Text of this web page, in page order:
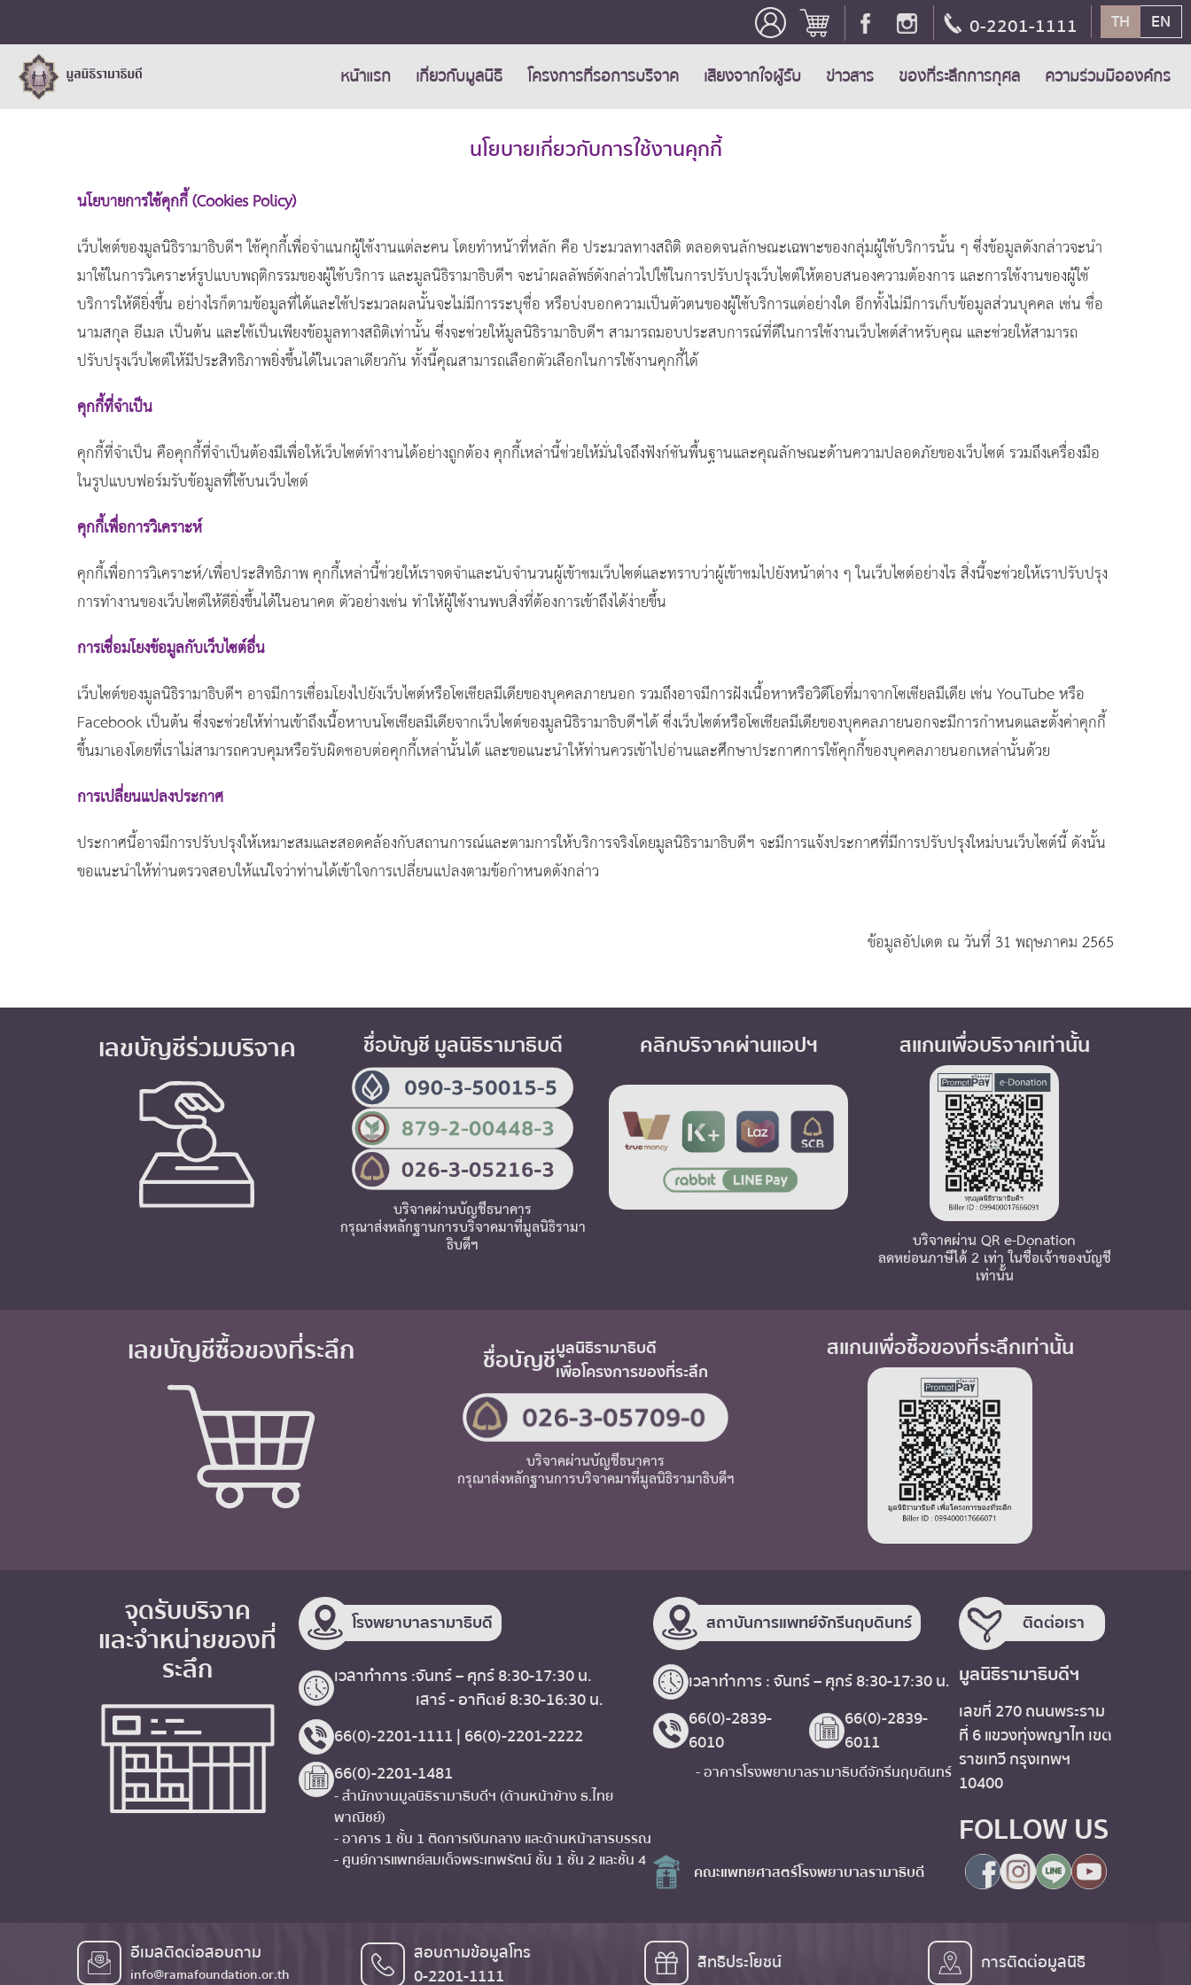
0-2201-1111 TH EN
หน้าแรก เกี่ยวกับมูลนิธิ โครงการที่รอการบริจาค เสียงจากใจผู้รับ ข่าวสาร ของที่ระลึกการกุศล ความร่วมมือองค์กร
นโยบายเกี่ยวกับการใช้งานคุกกี้
นโยบายการใช้คุกกี้ (Cookies Policy)
เว็บไซต์ของมูลนิธิรามาธิบดีฯ ใช้คุกกี้เพื่อจำแนกผู้ใช้งานแต่ละคน โดยทำหน้าที่หลัก คือ ประมวลทางสถิติ ตลอดจนลักษณะเฉพาะของกลุ่มผู้ใช้บริการนั้น ๆ ซึ่งข้อมูลดังกล่าวจะนำ
มาใช้ในการวิเคราะห์รูปแบบพฤติกรรมของผู้ใช้บริการ และมูลนิธิรามาธิบดีฯ จะนำผลลัพธ์ดังกล่าวไปใช้ในการปรับปรุงเว็บไซต์ให้ตอบสนองความต้องการ และการใช้งานของผู้ใช้
บริการให้ดียิ่งขึ้น อย่างไรก็ตามข้อมูลที่ได้และใช้ประมวลผลนั้นจะไม่มีการระบุชื่อ หรือบ่งบอกความเป็นตัวตนของผู้ใช้บริการแต่อย่างใด อีกทั้งไม่มีการเก็บข้อมูลส่วนบุคคล เช่น ชื่อ
นามสกุล อีเมล เป็นต้น และใช้เป็นเพียงข้อมูลทางสถิติเท่านั้น ซึ่งจะช่วยให้มูลนิธิรามาธิบดีฯ สามารถมอบประสบการณ์ที่ดีในการใช้งานเว็บไซต์สำหรับคุณ และช่วยให้สามารถ
ปรับปรุงเว็บไซต์ให้มีประสิทธิภาพยิ่งขึ้นได้ในเวลาเดียวกัน ทั้งนี้คุณสามารถเลือกตัวเลือกในการใช้งานคุกกี้ได้
คุกกี้ที่จำเป็น
คุกกี้ที่จำเป็น คือคุกกี้ที่จำเป็นต้องมีเพื่อให้เว็บไซต์ทำงานได้อย่างถูกต้อง คุกกี้เหล่านี้ช่วยให้มั่นใจถึงฟังก์ชันพื้นฐานและคุณลักษณะด้านความปลอดภัยของเว็บไซต์ รวมถึงเครื่องมือ
ในรูปแบบฟอร์มรับข้อมูลที่ใช้บนเว็บไซต์
คุกกี้เพื่อการวิเคราะห์
คุกกี้เพื่อการวิเคราะห์/เพื่อประสิทธิภาพ คุกกี้เหล่านี้ช่วยให้เราจดจำและนับจำนวนผู้เข้าชมเว็บไซต์และทราบว่าผู้เข้าชมไปยังหน้าต่าง ๆ ในเว็บไซต์อย่างไร สิ่งนี้จะช่วยให้เราปรับปรุง
การทำงานของเว็บไซต์ให้ดียิ่งขึ้นได้ในอนาคต ตัวอย่างเช่น ทำให้ผู้ใช้งานพบสิ่งที่ต้องการเข้าถึงได้ง่ายขึ้น
การเชื่อมโยงข้อมูลกับเว็บไซต์อื่น
เว็บไซต์ของมูลนิธิรามาธิบดีฯ อาจมีการเชื่อมโยงไปยังเว็บไซต์หรือโซเชียลมีเดียของบุคคลภายนอก รวมถึงอาจมีการฝังเนื้อหาหรือวิดีโอที่มาจากโซเชียลมีเดีย เช่น YouTube หรือ
Facebook เป็นต้น ซึ่งจะช่วยให้ท่านเข้าถึงเนื้อหาบนโซเชียลมีเดียจากเว็บไซต์ของมูลนิธิรามาธิบดีฯได้ ซึ่งเว็บไซต์หรือโซเชียลมีเดียของบุคคลภายนอกจะมีการกำหนดและตั้งค่าคุกกี้
ขึ้นมาเองโดยที่เราไม่สามารถควบคุมหรือรับผิดชอบต่อคุกกี้เหล่านั้นได้ และขอแนะนำให้ท่านควรเข้าไปอ่านและศึกษาประกาศการใช้คุกกี้ของบุคคลภายนอกเหล่านั้นด้วย
การเปลี่ยนแปลงประกาศ
ประกาศนี้อาจมีการปรับปรุงให้เหมาะสมและสอดคล้องกับสถานการณ์และตามการให้บริการจริงโดยมูลนิธิรามาธิบดีฯ จะมีการแจ้งประกาศที่มีการปรับปรุงใหม่บนเว็บไซต์นี้ ดังนั้น
ขอแนะนำให้ท่านตรวจสอบให้แน่ใจว่าท่านได้เข้าใจการเปลี่ยนแปลงตามข้อกำหนดดังกล่าว
ข้อมูลอัปเดต ณ วันที่ 31 พฤษภาคม 2565
เลขบัญชีร่วมบริจาค ชื่อบัญชี มูลนิธิรามาธิบดี
บริจาคผ่านบัญชีธนาคาร
กรุณาส่งหลักฐานการบริจาคมาที่มูลนิธิรามา
ธิบดีฯ
คลิกบริจาคผ่านแอปฯ สแกนเพื่อบริจาคเท่านั้น
บริจาคผ่าน QR e-Donation
ลดหย่อนภาษีได้ 2 เท่า ในชื่อเจ้าของบัญชี
เท่านั้น
เลขบัญชีซื้อของที่ระลึก ชื่อบัญชีมูลนิธิรามาธิบดี
เพื่อโครงการของที่ระลึก
บริจาคผ่านบัญชีธนาคาร
กรุณาส่งหลักฐานการบริจาคมาที่มูลนิธิรามาธิบดีฯ
สแกนเพื่อซื้อของที่ระลึกเท่านั้น
จุดรับบริจาค
และจำหน่ายของที่
ระลึก
โรงพยาบาลรามาธิบดี
เวลาทำการ :จันทร์ – ศุกร์ 8:30-17:30 น.
เสาร์ - อาทิตย์ 8:30-16:30 น.
66(0)-2201-1111 | 66(0)-2201-2222
66(0)-2201-1481
- สำนักงานมูลนิธิรามาธิบดีฯ (ด้านหน้าข้าง ธ.ไทย
พาณิชย์)
- อาคาร 1 ชั้น 1 ติดการเงินกลาง และด้านหน้าสารบรรณ
- ศูนย์การแพทย์สมเด็จพระเทพรัตน์ ชั้น 1 ชั้น 2 และชั้น 4
สถาบันการแพทย์จักรีนฤบดินทร์
เวลาทำการ : จันทร์ – ศุกร์ 8:30-17:30 น.
66(0)-2839-
6010
66(0)-2839-
6011
- อาคารโรงพยาบาลรามาธิบดีจักรีนฤบดินทร์
คณะแพทยศาสตร์โรงพยาบาลรามาธิบดี
ติดต่อเรา
มูลนิธิรามาธิบดีฯ
เลขที่ 270 ถนนพระราม
ที่ 6 แขวงทุ่งพญาไท เขต
ราชเทวี กรุงเทพฯ
10400
FOLLOW US
อีเมลติดต่อสอบถาม
info@ramafoundation.or.th
สอบถามข้อมูลโทร
0-2201-1111
สิทธิประโยชน์ การติดต่อมูลนิธิ